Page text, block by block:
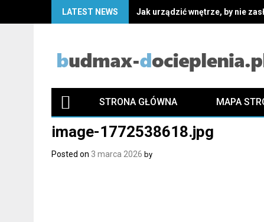
LATEST NEWS Jak urządzić wnętrze, by nie
STRONA GŁÓWNA MAPA
image-1772538618.jpg
Posted on 3 marca 2026 by